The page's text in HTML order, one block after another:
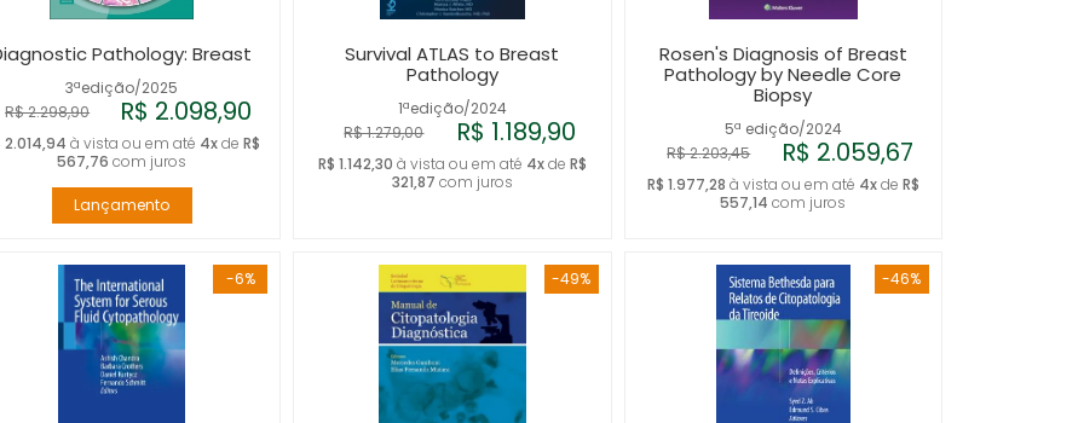
3ªedição/2025
Pathology: Breast
R$ 2.298,90 R$ 2.098,90
2.014,94 à vista ou em até 4xde R$
567,76 com juros
Lançamento
1ªedição/2024
Survival ATLAS to Breast
Pathology
R$ 1.279,00 R$ 1.189,90
R$ 1.142,30 à vista ou em até 4xde R$
321,87 com juros
5ª edição/2024
Rosen's Diagnosis of Breast
Pathology by Needle Core
Biopsy
R$ 2.203,45 R$ 2.059,67
R$ 1.977,28 à vista ou em até 4xde R$
557,14 com juros
-6% -49% -46%